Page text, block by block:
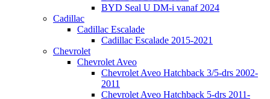
BYD Seal U DM-i vanaf 2024
Cadillac
Cadillac Escalade
Cadillac Escalade 2015-2021
Chevrolet
Chevrolet Aveo
Chevrolet Aveo Hatchback 3/5-drs 2002-
2011
Chevrolet Aveo Hatchback 5-drs 2011-